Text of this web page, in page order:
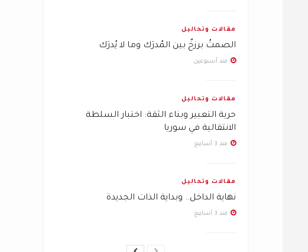
مقالات وتحاليل
الصمتُ برزخٌ بين المُدرَك وما لا يُدرَك
منذ أسبوعين
مقالات وتحاليل
حرية التعبير وبناء الثقة: اختبار السلطة
الانتقالية في سوريا
منذ 3 أسابيع
مقالات وتحاليل
نهاية الداخل.. وبداية الذات الجديدة
منذ 3 أسابيع